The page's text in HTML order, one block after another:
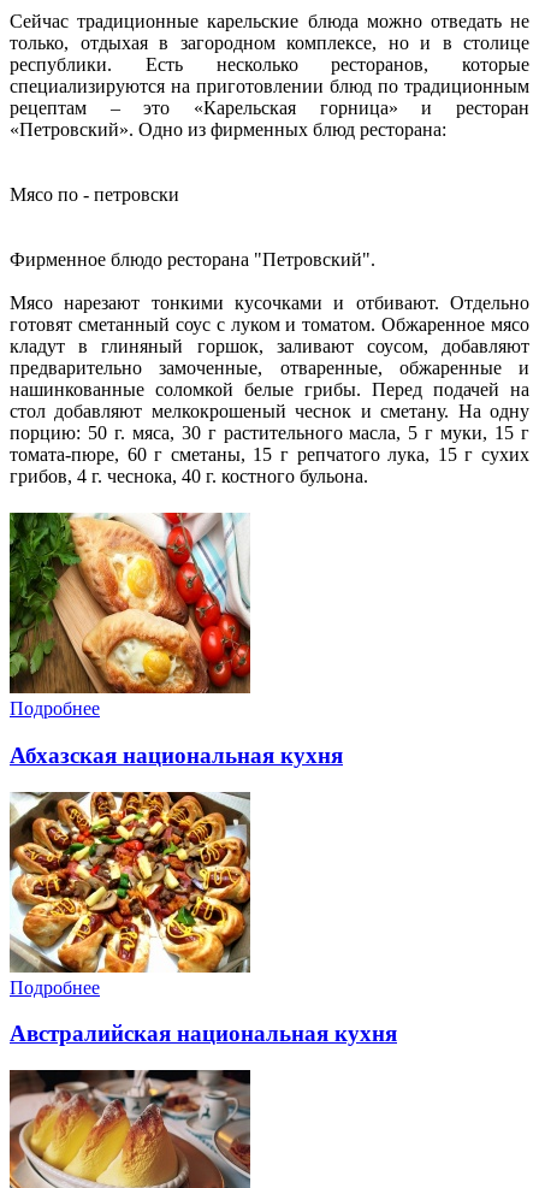
Сейчас традиционные карельские блюда можно отведать не
только, отдыхая в загородном комплексе, но и в столице
республики. Есть несколько ресторанов, которые
специализируются на приготовлении блюд по традиционным
рецептам – это «Карельская горница» и ресторан
«Петровский». Одно из фирменных блюд ресторана:
Мясо по - петровски
Фирменное блюдо ресторана "Петровский".
Мясо нарезают тонкими кусочками и отбивают. Отдельно
готовят сметанный соус с луком и томатом. Обжаренное мясо
кладут в глиняный горшок, заливают соусом, добавляют
предварительно замоченные, отваренные, обжаренные и
нашинкованные соломкой белые грибы. Перед подачей на
стол добавляют мелкокрошеный чеснок и сметану. На одну
порцию: 50 г. мяса, 30 г растительного масла, 5 г муки, 15 г
томата-пюре, 60 г сметаны, 15 г репчатого лука, 15 г сухих
грибов, 4 г. чеснока, 40 г. костного бульона.
Подробнее
Абхазская национальная кухня
Подробнее
Австралийская национальная кухня